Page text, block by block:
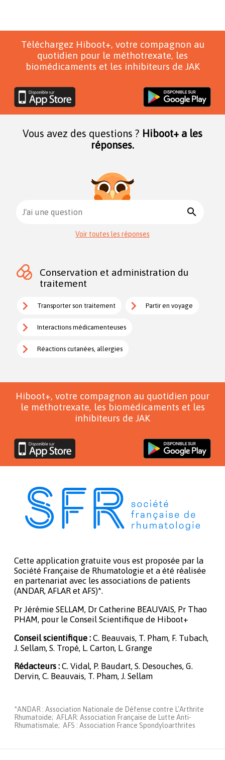
Téléchargez Hiboot+, votre compagnon au
quotidien pour le méthotrexate, les
biomédicaments et les inhibiteurs de JAK
Vous avez des questions ? Hiboot+ a les
réponses.
J'ai une question search
Voir toutes les réponses
Conservation et administration du
traitement
Transporter son traitement Partir en voyage
Interactions médicamenteuses
Réactions cutanées, allergies
Hiboot+, votre compagnon au quotidien pour
le méthotrexate, les biomédicaments et les
inhibiteurs de JAK
Cette application gratuite vous est proposée par la
Société Française de Rhumatologie et a été réalisée
en partenariat avec les associations de patients
(ANDAR, AFLAR et AFS)*.
Pr Jérémie SELLAM, Dr Catherine BEAUVAIS, Pr Thao
PHAM, pour le Conseil Scientifique de Hiboot+
Conseil scientifique : C. Beauvais, T. Pham, F. Tubach,
J. Sellam, S. Tropé, L. Carton, L. Grange
Rédacteurs : C. Vidal, P. Baudart, S. Desouches, G.
Dervin, C. Beauvais, T. Pham, J. Sellam
*ANDAR : Association Nationale de Défense contre L'Arthrite
Rhumatoide; AFLAR: Association Française de Lutte Anti-
Rhumatismale; AFS : Association France Spondyloarthrites